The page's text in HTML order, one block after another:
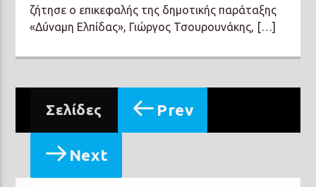
ζήτησε ο επικεφαλής της δημοτικής παράταξης
«Δύναμη Ελπίδας», Γιώργος Τσουρουνάκης, […]
Σελίδες Prev
Next